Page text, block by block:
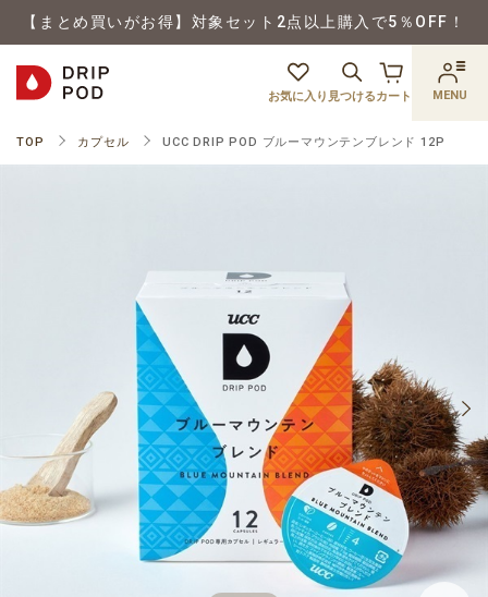
【まとめ買いがお得】対象セット2点以上購入で5％OFF！
お気に入り 見つけるカート MENU
TOP カプセル UCC DRIP POD ブルーマウンテンブレンド 12P
LINE